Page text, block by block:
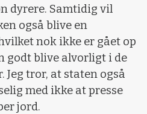
dyrere. Samtidig vil
også blive en
nok ikke er gået op
godt blive alvorligt i de
tror, at staten også
med ikke at presse
jord.